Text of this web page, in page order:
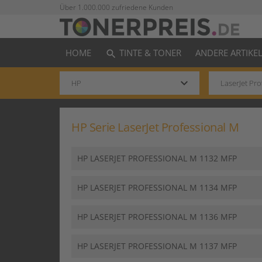
Über 1.000.000 zufriedene Kunden
HOME search TINTE & TONER ANDERE ARTIKEL
keyboard_arrow_down
HP Serie LaserJet Professional M
HP LASERJET PROFESSIONAL M 1132 MFP
HP LASERJET PROFESSIONAL M 1134 MFP
HP LASERJET PROFESSIONAL M 1136 MFP
HP LASERJET PROFESSIONAL M 1137 MFP